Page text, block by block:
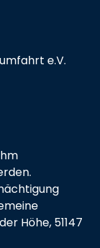
e.V.
Höhe, 51147